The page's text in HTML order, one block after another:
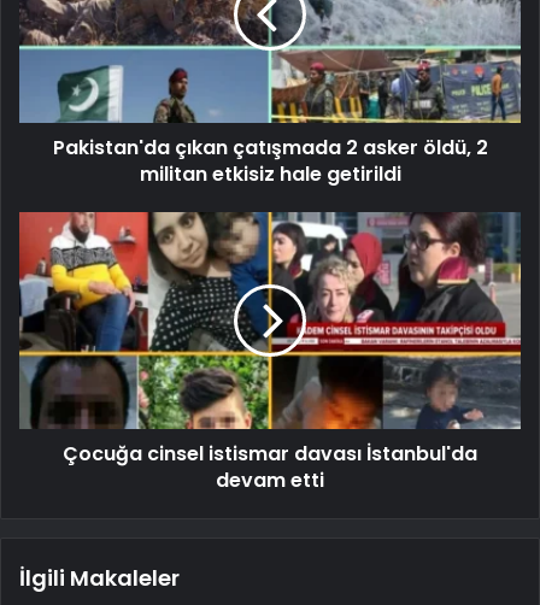
Pakistan'da çıkan çatışmada 2 asker öldü, 2
militan etkisiz hale getirildi
Çocuğa cinsel istismar davası İstanbul'da
devam etti
İlgili Makaleler